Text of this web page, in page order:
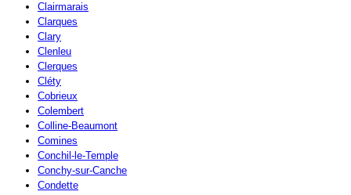
Clairmarais
Clarques
Clary
Clenleu
Clerques
Cléty
Cobrieux
Colembert
Colline-Beaumont
Comines
Conchil-le-Temple
Conchy-sur-Canche
Condette